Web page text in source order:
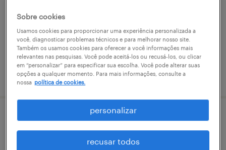
permanente
R$2,501 - R$3,500 por mês
vaga postada em 31 julho 2026
operador de empilhadeira - 2 vagas -
santa luzia mg
Sobre cookies
Usamos cookies para proporcionar uma experiência personalizada a
você, diagnosticar problemas técnicos e para melhorar nosso site.
Também os usamos cookies para oferecer a você informações mais
relevantes nas pesquisas. Você pode aceitá-los ou recusá-los, ou clicar
em “personalizar” para especificar sua escolha. Você pode alterar suas
opções a qualquer momento. Para mais informações, consulte a
nossa política de cookies.
personalizar
recusar todos